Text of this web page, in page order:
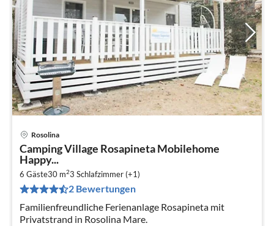
Rosolina
Camping Village Rosapineta Mobilehome
Happy...
6 Gäste30 m23 Schlafzimmer (+1)
2 Bewertungen
Familienfreundliche Ferienanlage Rosapineta mit
Privatstrand in Rosolina Mare.